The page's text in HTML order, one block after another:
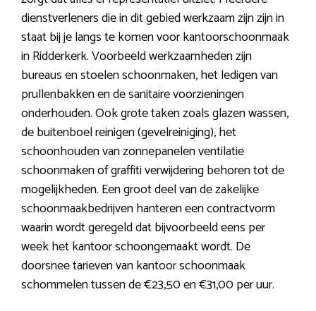
dienstverleners die in dit gebied werkzaam zijn zijn in
staat bij je langs te komen voor kantoorschoonmaak
in Ridderkerk. Voorbeeld werkzaamheden zijn
bureaus en stoelen schoonmaken, het ledigen van
prullenbakken en de sanitaire voorzieningen
onderhouden. Ook grote taken zoals glazen wassen,
de buitenboel reinigen (gevelreiniging), het
schoonhouden van zonnepanelen ventilatie
schoonmaken of graffiti verwijdering behoren tot de
mogelijkheden. Een groot deel van de zakelijke
schoonmaakbedrijven hanteren een contractvorm
waarin wordt geregeld dat bijvoorbeeld eens per
week het kantoor schoongemaakt wordt. De
doorsnee tarieven van kantoor schoonmaak
schommelen tussen de €23,50 en €31,00 per uur.